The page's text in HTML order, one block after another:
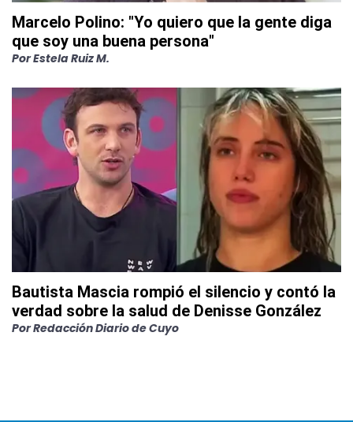
Marcelo Polino: "Yo quiero que la gente diga
que soy una buena persona"
PorEstela Ruiz M.
Bautista Mascia rompió el silencio y contó la
verdad sobre la salud de Denisse González
PorRedacción Diario de Cuyo